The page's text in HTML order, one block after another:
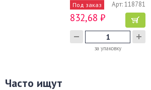
Под заказ Арт: 118781
832,68 ₽
за упаковку
Часто ищут